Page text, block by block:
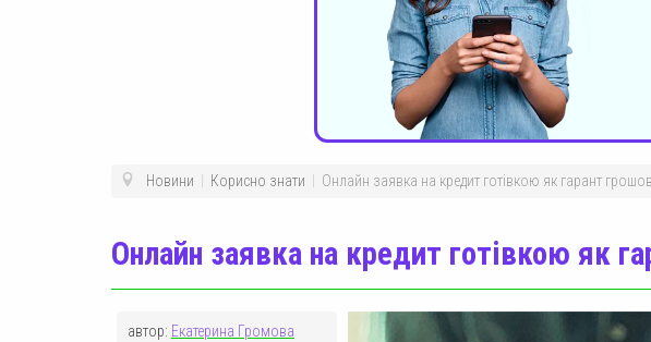
Новини Корисно знати Онлайн заявка на кредит готівкою як гарант
Онлайн заявка на кредит готівкою як
автор: Екатерина Громова